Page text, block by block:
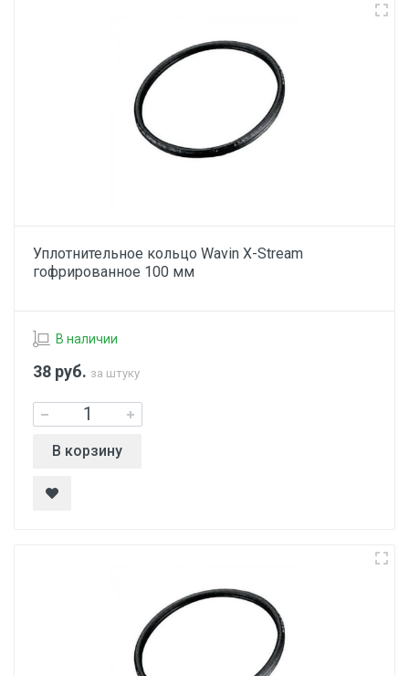
Уплотнительное кольцо Wavin X-Stream
гофрированное 100 мм
В наличии
38 руб. за штуку
В корзину